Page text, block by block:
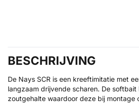
BESCHRIJVING
De Nays SCR is een kreeftimitatie met
langzaam drijvende scharen. De softbait
zoutgehalte waardoor deze bij montage